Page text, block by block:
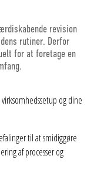
revision
rutiner. Derfor
for at foretage en
og dine
til at smidiggøre
af processer og